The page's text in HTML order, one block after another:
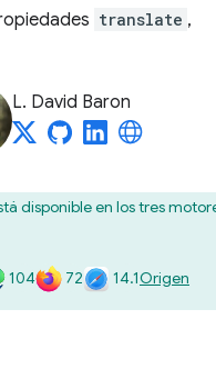
translate ,
L. David Baron
disponible en los tres
104 72 14.1Origen